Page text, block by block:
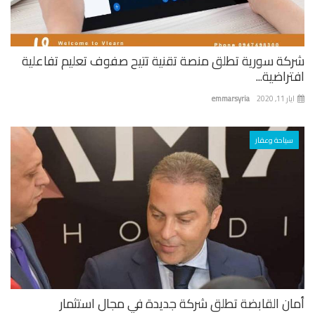
سورية تطلق منصة تقنية تتيح صفوف تعليم تفاعلية
emmarsyria
سياحة وعقار
القابضة تطلق شركة جديدة في مجال استثمار